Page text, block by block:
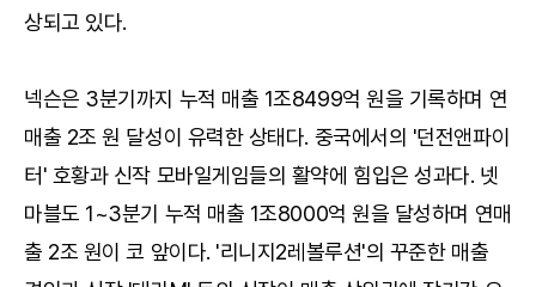
상되고 있다.
넥슨은 3분기까지 누적 매출 1조8499억 원을 기록하며 연
매출 2조 원 달성이 유력한 상태다. 중국에서의 '던전앤파이
터' 호황과 신작 모바일게임들의 활약에 힘입은 성과다. 넷
마블도 1~3분기 누적 매출 1조8000억 원을 달성하며 연매
출 2조 원이 코 앞이다. '리니지2레볼루션'의 꾸준한 매출